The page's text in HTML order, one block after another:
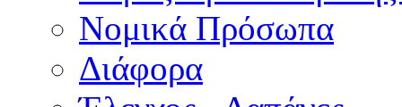
Νομικά Πρόσωπα
Διάφορα